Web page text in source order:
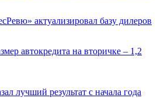
актуализировал базу дилеров
автокредита на вторичке – 1,2
лучший результат с начала года